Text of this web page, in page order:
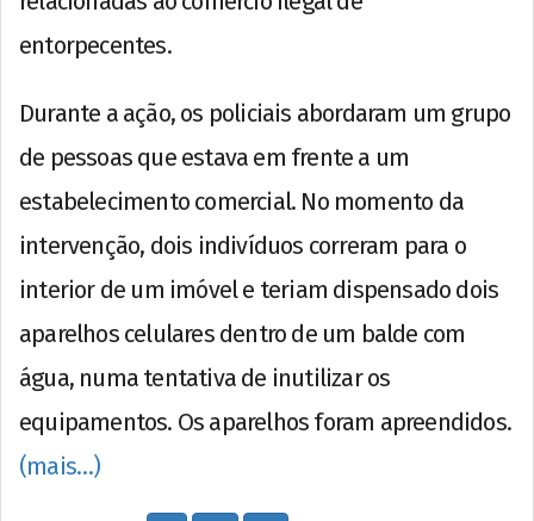
entorpecentes.
Durante a ação, os policiais abordaram um grupo
de pessoas que estava em frente a um
estabelecimento comercial. No momento da
intervenção, dois indivíduos correram para o
interior de um imóvel e teriam dispensado dois
aparelhos celulares dentro de um balde com
água, numa tentativa de inutilizar os
equipamentos. Os aparelhos foram apreendidos.
(mais…)